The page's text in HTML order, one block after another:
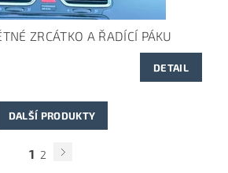
ZRCÁTKO A ŘADÍCÍ PÁKU
DETAIL
DALŠÍ PRODUKTY
1 2